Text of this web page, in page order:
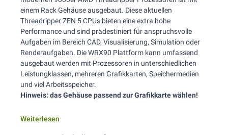
einem Rack Gehäuse ausgebaut. Diese aktuellen
Threadripper ZEN 5 CPUs bieten eine extra hohe
Performance und sind prädestiniert für anspruchsvolle
Aufgaben im Bereich CAD, Visualisierung, Simulation oder
Renderaufgaben. Die WRX90 Plattform kann umfassend
ausgebaut werden mit Prozessoren in unterschiedlichen
Leistungklassen, mehreren Grafikkarten, Speichermedien
und viel Arbeitsspeicher.
Hinweis: das Gehäuse passend zur Grafikkarte wählen!
Weiterlesen